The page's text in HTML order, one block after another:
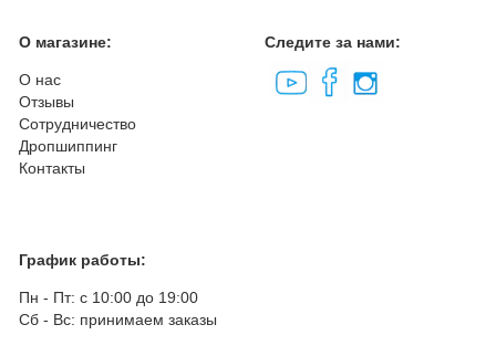
График работы:
Пн - Пт: с 10:00 до 19:00
Сб - Вс: принимаем заказы
О магазине:
О нас
Отзывы
Сотрудничество
Дропшиппинг
Контакты
Следите за нами: